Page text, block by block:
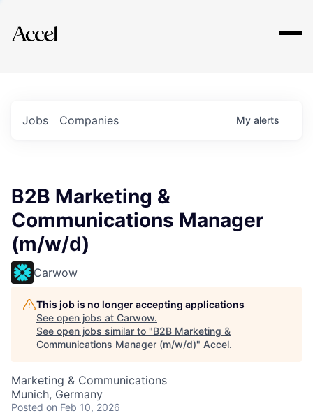
Explore
Jobs Companies My alerts
B2B Marketing &
Communications Manager
(m/w/d)
Carwow
This job is no longer accepting applications
See open jobs at Carwow.
See open jobs similar to "B2B Marketing &
Communications Manager (m/w/d)" Accel.
Marketing & Communications
Munich, Germany
Posted on Feb 10, 2026